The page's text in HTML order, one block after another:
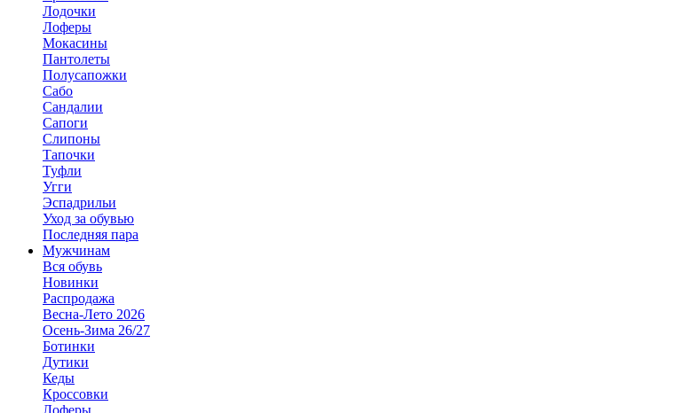
Лодочки
Лоферы
Мокасины
Пантолеты
Полусапожки
Сабо
Сандалии
Сапоги
Слипоны
Тапочки
Туфли
Угги
Эспадрильи
Уход за обувью
Последняя пара
Мужчинам
Вся обувь
Новинки
Распродажа
Весна-Лето 2026
Осень-Зима 26/27
Ботинки
Дутики
Кеды
Кроссовки
Лоферы